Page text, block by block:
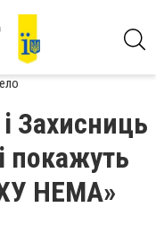
Захисниць
покажуть
НЕМА»